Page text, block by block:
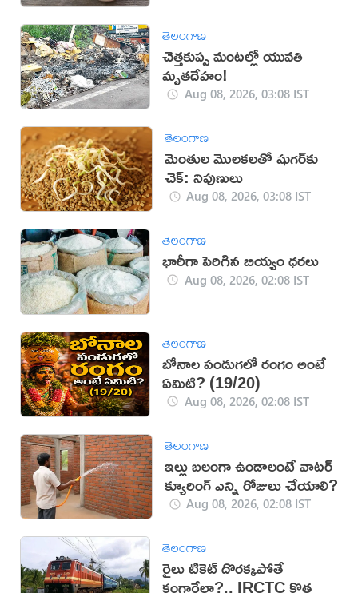
తెలంగాణ
చెత్తకుప్ప మంటల్లో యువతి
మృతదేహం!
Aug 08, 2026, 03:08 IST
తెలంగాణ
మెంతుల మొలకలతో షుగర్‌కు
చెక్: నిపుణులు
Aug 08, 2026, 03:08 IST
తెలంగాణ
భారీగా పెరిగిన బియ్యం ధరలు
Aug 08, 2026, 02:08 IST
తెలంగాణ
బోనాల పండుగలో రంగం అంటే
ఏమిటి? (19/20)
Aug 08, 2026, 02:08 IST
తెలంగాణ
ఇల్లు బలంగా ఉండాలంటే వాటర్
క్యూరింగ్ ఎన్ని రోజులు చేయాలి?
Aug 08, 2026, 02:08 IST
తెలంగాణ
రైలు టికెట్ దొరక్కపోతే
కంగారేలా?.. IRCTC కొత్త